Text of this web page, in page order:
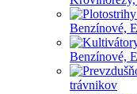
Benzínové,
Benzínové,
trávnikov